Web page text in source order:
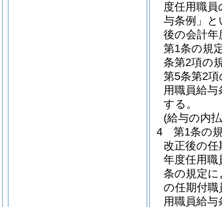
度任用職
与条例」と
後の会計年
第1条の規
条第2項の
第5条第2
用職員給
する。
(給与の内
4
第1条の
改正後の
年度任用
条の規定
の任期付
用職員給